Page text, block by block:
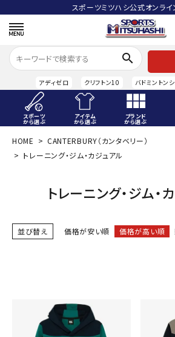
スポーツミツハシ公式オンライ
search
アディゼロ クリフトン10 バドミントン
スポーツ
から選ぶ
アイテム
から選ぶ
ブランド
から選ぶ
ACCOUNT MENU
ようこそ ゲスト 様
ログイン person 会員登録
SALE品はこちら
HOME
CANTERBURY（カンタベリー）
トレーニング・ジム・カジュアル
トレーニング・ジム・
並び替え 価格が安い順 価格が高い順